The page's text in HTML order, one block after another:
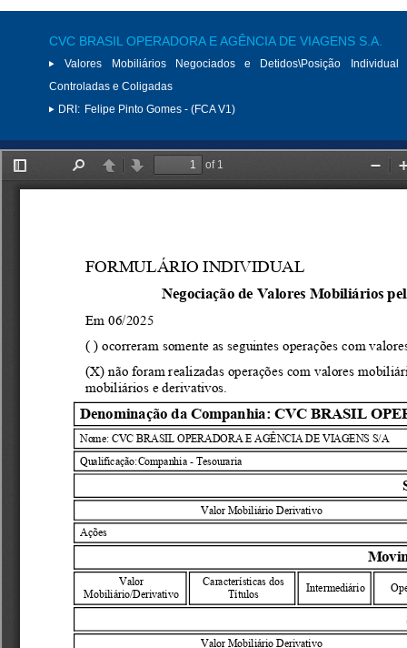
CVC BRASIL OPERADORA E AGÊNCIA DE VIAGENS S.A.
Valores Mobiliários Negociados e Detidos\Posição
Controladas e Coligadas
DRI: Felipe Pinto Gomes - (FCA V1)